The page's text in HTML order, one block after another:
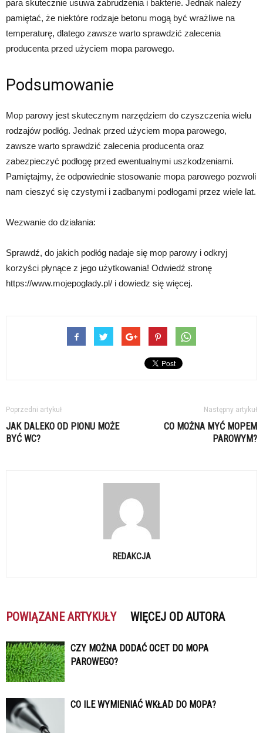
para skutecznie usuwa zabrudzenia i bakterie. Jednak należy
pamiętać, że niektóre rodzaje betonu mogą być wrażliwe na
temperaturę, dlatego zawsze warto sprawdzić zalecenia
producenta przed użyciem mopa parowego.
Podsumowanie
Mop parowy jest skutecznym narzędziem do czyszczenia wielu
rodzajów podłóg. Jednak przed użyciem mopa parowego,
zawsze warto sprawdzić zalecenia producenta oraz
zabezpieczyć podłogę przed ewentualnymi uszkodzeniami.
Pamiętajmy, że odpowiednie stosowanie mopa parowego pozwoli
nam cieszyć się czystymi i zadbanymi podłogami przez wiele lat.
Wezwanie do działania:
Sprawdź, do jakich podłóg nadaje się mop parowy i odkryj
korzyści płynące z jego użytkowania! Odwiedź stronę
https://www.mojepoglady.pl/ i dowiedz się więcej.
Poprzedni artykuł
JAK DALEKO OD PIONU MOŻE
BYĆ WC?
Następny artykuł
CO MOŻNA MYĆ MOPEM
PAROWYM?
REDAKCJA
POWIĄZANE ARTYKUŁY WIĘCEJ OD AUTORA
CZY MOŻNA DODAĆ OCET DO MOPA
PAROWEGO?
CO ILE WYMIENIAĆ WKŁAD DO MOPA?